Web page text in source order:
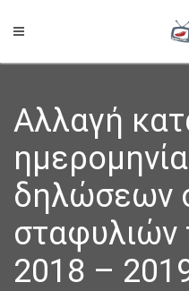
Αλλαγή
δηλώσεων
σταφυλιών
2018 –